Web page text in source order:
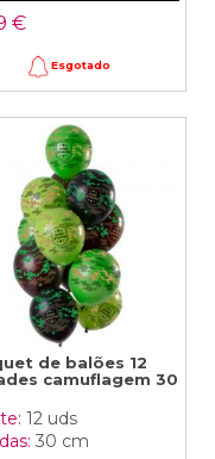
€
Esgotado
de balões 12
camuflagem 30
12 uds
30 cm